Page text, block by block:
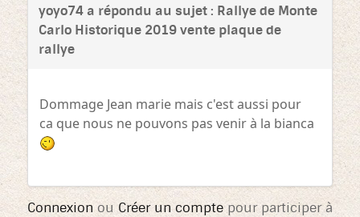
yoyo74 a répondu au sujet : Rallye de Monte
Carlo Historique 2019 vente plaque de
rallye
Dommage Jean marie mais c'est aussi pour
ca que nous ne pouvons pas venir à la bianca
ConnexionouCréer un compte pour participer à